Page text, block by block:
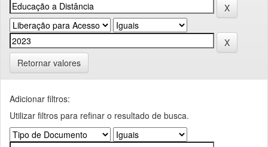
Retornar valores
Adicionar filtros:
Utilizar filtros para refinar o resultado de busca.